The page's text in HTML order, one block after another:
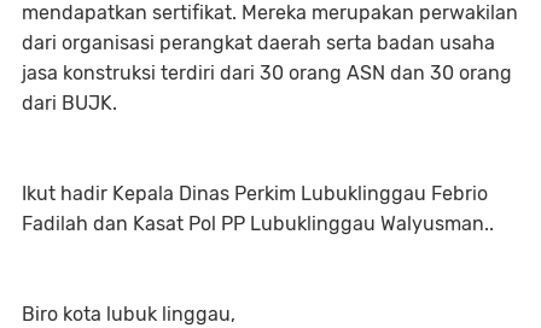
mendapatkan sertifikat. Mereka merupakan perwakilan
dari organisasi perangkat daerah serta badan usaha
jasa konstruksi terdiri dari 30 orang ASN dan 30 orang
dari BUJK.
Ikut hadir Kepala Dinas Perkim Lubuklinggau Febrio
Fadilah dan Kasat Pol PP Lubuklinggau Walyusman..
Biro kota lubuk linggau,